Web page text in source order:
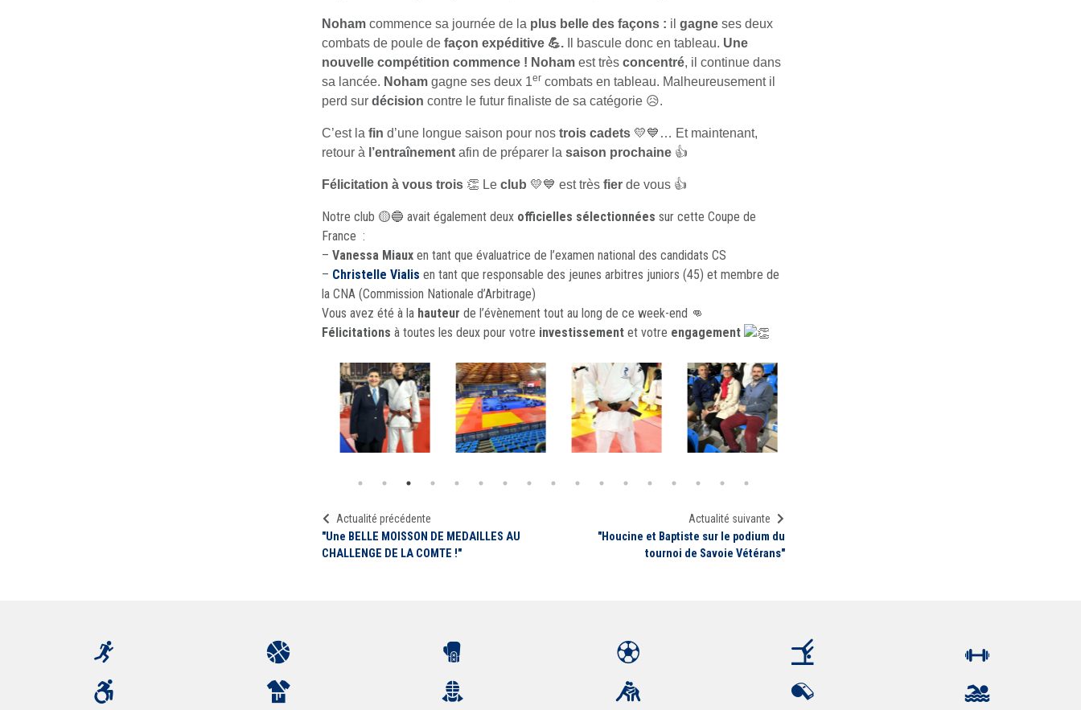
Noham commence sa journée de la plus belle des façons : il gagne ses deux
combats de poule de façon expéditive 💪. Il bascule donc en tableau. Une
nouvelle compétition commence ! Noham est très concentré, il continue dans
sa lancée. Noham gagne ses deux 1er combats en tableau. Malheureusement il
perd sur décision contre le futur finaliste de sa catégorie 😥.
C’est la fin d’une longue saison pour nos trois cadets 💛💙… Et maintenant,
retour à l’entraînement afin de préparer la saison prochaine 👍
Félicitation à vous trois 👏 Le club 💛💙 est très fier de vous 👍
Notre club 🟡🔵 avait également deux officielles sélectionnées sur cette Coupe de
France :
– Vanessa Miaux en tant que évaluatrice de l’examen national des candidats CS
– Christelle Vialis en tant que responsable des jeunes arbitres juniors (45) et membre de
la CNA (Commission Nationale d’Arbitrage)
Vous avez été à la hauteur de l’évènement tout au long de ce week-end 👊
Félicitations à toutes les deux pour votre investissement et votre engagement
Actualité précédente
"Une BELLE MOISSON DE MEDAILLES AU
CHALLENGE DE LA COMTE !"
Actualité suivante
"Houcine et Baptiste sur le podium du
tournoi de Savoie Vétérans"